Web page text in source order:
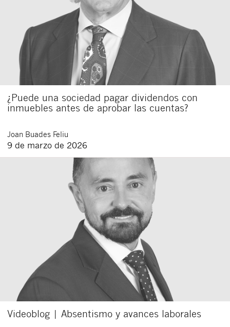
¿Puede una sociedad pagar dividendos con
inmuebles antes de aprobar las cuentas?
Joan Buades Feliu
9 de marzo de 2026
Videoblog | Absentismo y avances laborales